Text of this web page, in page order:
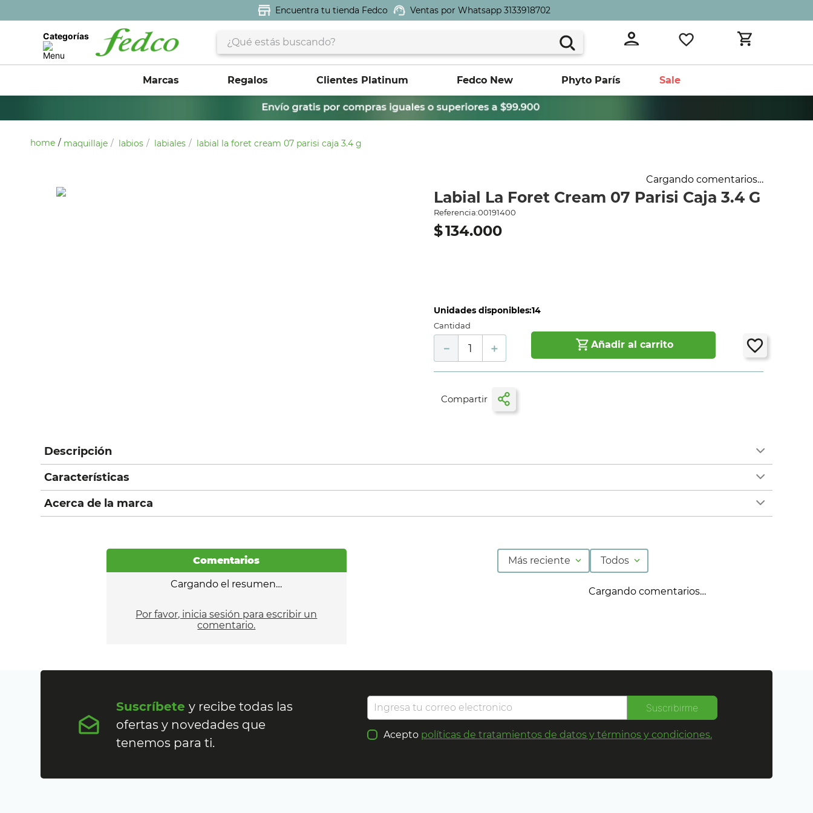
Encuentra tu tienda Fedco Ventas por Whatsapp 3133918702
Categorías ¿Qué estás buscando?
Marcas Regalos Clientes Platinum Fedco New Phyto París Sale
maquillaje labios labiales labial la foret cream 07 parisi caja 3.4 g
Cargando comentarios…
Labial La Foret Cream 07 Parisi Caja 3.4 G
Referencia:00191400
$134.000
Unidades disponibles:14
Cantidad
＋
－ Añadir al carrito
Descripción
Características
Acerca de la marca
Comentarios
Cargando el resumen…
Por favor, inicia sesión para escribir un
comentario.
Más reciente Todos
Cargando comentarios…
Suscríbetey recibe todas las
ofertas y novedades que
tenemos para ti.
Suscribirme
Acepto políticas de tratamientos de datos y términos y condiciones.